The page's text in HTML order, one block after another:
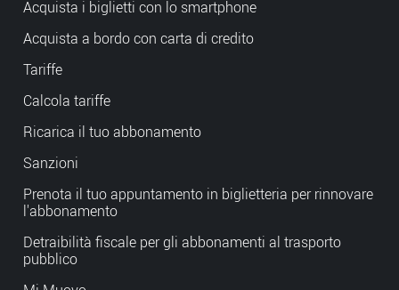
Acquista i biglietti con lo smartphone
Acquista a bordo con carta di credito
Tariffe
Calcola tariffe
Ricarica il tuo abbonamento
Sanzioni
Prenota il tuo appuntamento in biglietteria per rinnovare
l'abbonamento
Detraibilità fiscale per gli abbonamenti al trasporto
pubblico